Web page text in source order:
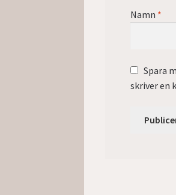
Namn *
Spara
skriver en